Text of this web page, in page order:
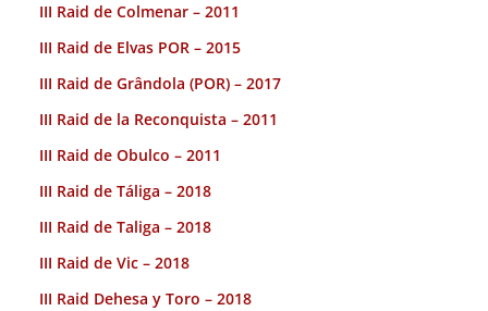
III Raid de Colmenar – 2011
III Raid de Elvas POR – 2015
III Raid de Grândola (POR) – 2017
III Raid de la Reconquista – 2011
III Raid de Obulco – 2011
III Raid de Táliga – 2018
III Raid de Taliga – 2018
III Raid de Vic – 2018
III Raid Dehesa y Toro – 2018